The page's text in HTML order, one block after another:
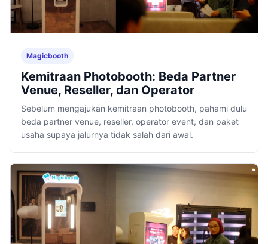
Magicbooth
Kemitraan Photobooth: Beda Partner
Venue, Reseller, dan Operator
Sebelum mengajukan kemitraan photobooth, pahami dulu
beda partner venue, reseller, operator event, dan paket
usaha supaya jalurnya tidak salah dari awal.